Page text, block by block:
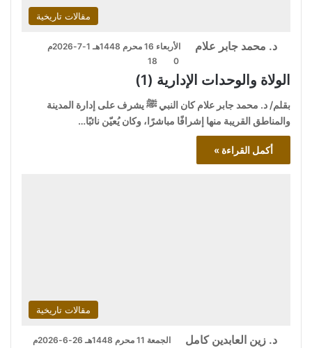
مقالات تاريخية
د. محمد جابر علام
الأربعاء 16 محرم 1448هـ 1-7-2026م
0
18
الولاة والوحدات الإدارية (1)
بقلم/ د. محمد جابر علام كان النبي ﷺ يشرف على إدارة المدينة
والمناطق القريبة منها إشرافًا مباشرًا، وكان يُعيّن نائبًا…
أكمل القراءة »
مقالات تاريخية
د. زين العابدين كامل
الجمعة 11 محرم 1448هـ 26-6-2026م